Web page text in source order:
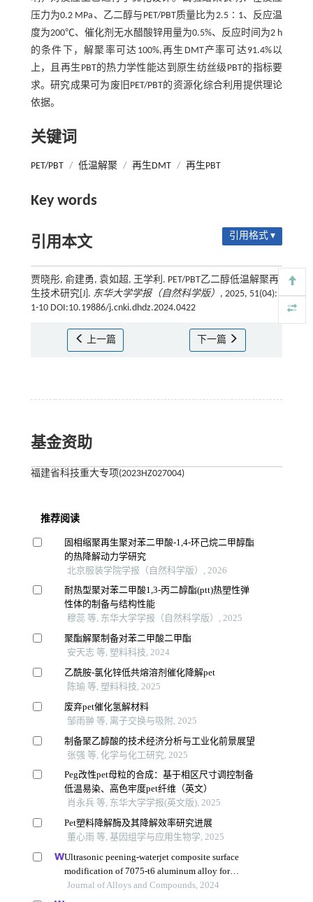
压力为0.2 MPa、乙二醇与PET/PBT质量比为2.5∶1、反应温
度为200℃、催化剂无水醋酸锌用量为0.5%、反应时间为2 h
的条件下，解聚率可达100%,再生DMT产率可达91.4%以
上，且再生PBT的热力学性能达到原生纺丝级PBT的指标要
求。研究成果可为废旧PET/PBT的资源化综合利用提供理论
依据。
关键词
PET/PBT / 低温解聚 / 再生DMT / 再生PBT
Key words
引用本文 引用格式 ▾
贾晓彤, 俞建勇, 袁如超, 王学利. PET/PBT乙二醇低温解聚再
生技术研究[J]. 东华大学学报（自然科学版） , 2025, 51(04):
1-10 DOI:10.19886/j.cnki.dhdz.2024.0422
上一篇 下一篇
基金资助
福建省科技重大专项(2023HZ027004)